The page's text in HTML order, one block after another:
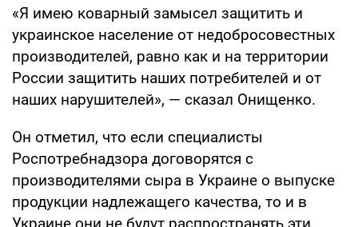
«Я имею коварный замысел защитить и
украинское население от недобросовестных
производителей, равно как и на территории
России защитить наших потребителей и от
наших нарушителей», — сказал Онищенко.
Он отметил, что если специалисты
Роспотребнадзора договорятся с
производителями сыра в Украине о выпуске
продукции надлежащего качества, то и в
Украине они не будут распространять эти